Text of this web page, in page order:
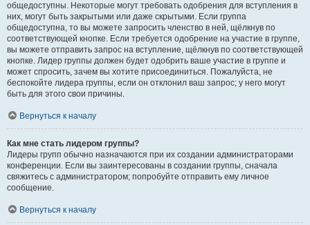
общедоступны. Некоторые могут требовать одобрения для вступления в
них, могут быть закрытыми или даже скрытыми. Если группа
общедоступна, то вы можете запросить членство в ней, щёлкнув по
соответствующей кнопке. Если требуется одобрение на участие в группе,
вы можете отправить запрос на вступление, щёлкнув по соответствующей
кнопке. Лидер группы должен будет одобрить ваше участие в группе и
может спросить, зачем вы хотите присоединиться. Пожалуйста, не
беспокойте лидера группы, если он отклонил ваш запрос; у него могут
быть для этого свои причины.
Вернуться к началу
Как мне стать лидером группы?
Лидеры групп обычно назначаются при их создании администраторами
конференции. Если вы заинтересованы в создании группы, сначала
свяжитесь с администратором; попробуйте отправить ему личное
сообщение.
Вернуться к началу